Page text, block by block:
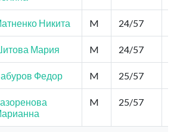
Никита M 24/57
Мария M 24/57
Федор M 25/57
M 25/57